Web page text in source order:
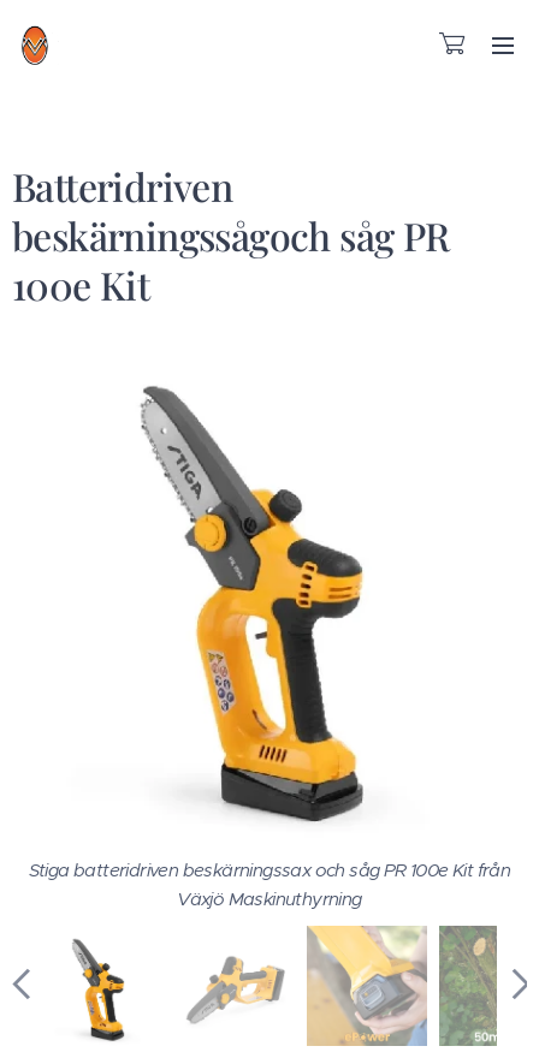
Batteridriven
beskärningssågoch såg PR
100e Kit
Stiga batteridriven beskärningssax och såg PR 100e Kit från
Växjö Maskinuthyrning